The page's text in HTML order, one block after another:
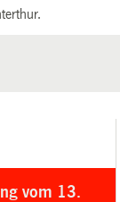
vom 13.